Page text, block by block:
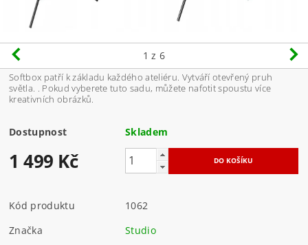
1 z 6
Softbox patří k základu každého ateliéru. Vytváří otevřený pruh
světla. . Pokud vyberete tuto sadu, můžete nafotit spoustu více
kreativních obrázků.
Dostupnost Skladem
1 499 Kč
Kód produktu
1062
Značka
Studio